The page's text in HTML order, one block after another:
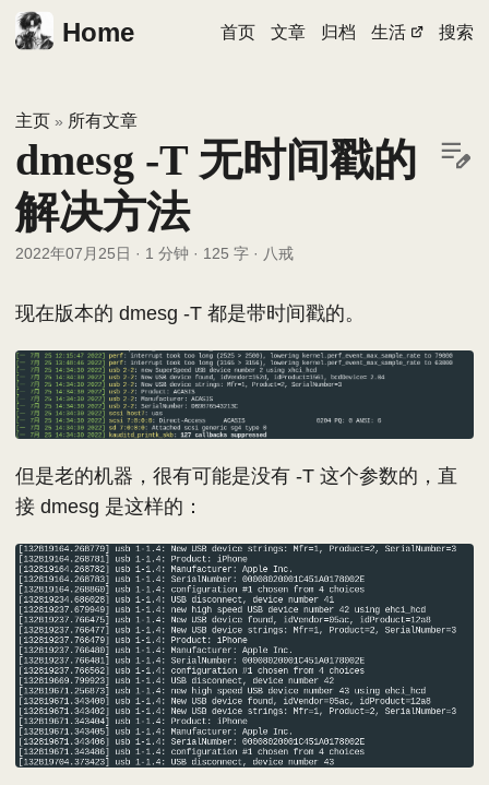
Home 首页 文章 归档 生活 搜索
主页 » 所有文章
dmesg -T 无时间戳的
解决方法
2022年07月25日 · 1 分钟 · 125 字 · 八戒
现在版本的 dmesg -T 都是带时间戳的。
但是老的机器，很有可能是没有 -T 这个参数的，直
接 dmesg 是这样的：